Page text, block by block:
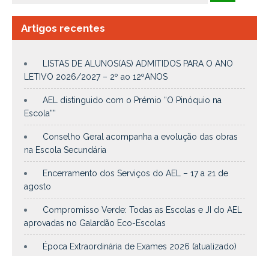
Artigos recentes
LISTAS DE ALUNOS(AS) ADMITIDOS PARA O ANO
LETIVO 2026/2027 – 2º ao 12ºANOS
AEL distinguido com o Prémio “O Pinóquio na
Escola””
Conselho Geral acompanha a evolução das obras
na Escola Secundária
Encerramento dos Serviços do AEL – 17 a 21 de
agosto
Compromisso Verde: Todas as Escolas e JI do AEL
aprovadas no Galardão Eco-Escolas
Época Extraordinária de Exames 2026 (atualizado)